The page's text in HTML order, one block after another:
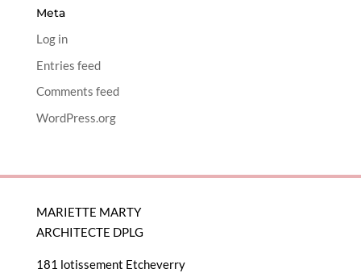
Meta
Log in
Entries feed
Comments feed
WordPress.org
MARIETTE MARTY
ARCHITECTE DPLG
181 lotissement Etcheverry